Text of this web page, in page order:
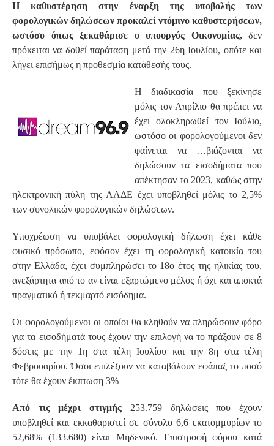
Η καθυστέρηση στην έναρξη της υποβολής των
φορολογικών δηλώσεων προκαλεί ντόμινο καθυστερήσεων,
ωστόσο όπως ξεκαθάρισε ο υπουργός Οικονομίας,δεν
πρόκειται να δοθεί παράταση μετά την 26η Ιουλίου, οπότε και
λήγει επισήμως η προθεσμία κατάθεσής τους.
Η διαδικασία που ξεκίνησε
μόλις τον Απρίλιο θα πρέπει να
έχει ολοκληρωθεί τον Ιούλιο,
ωστόσο οι φορολογούμενοι δεν
φαίνεται να …βιάζονται να
δηλώσουν τα εισοδήματα που
απέκτησαν το 2023, καθώς στην
ηλεκτρονική πύλη της ΑΑΔΕ έχει υποβληθεί μόλις το 2,5%
των συνολικών φορολογικών δηλώσεων.
Υποχρέωση να υποβάλει φορολογική δήλωση έχει κάθε
φυσικό πρόσωπο, εφόσον έχει τη φορολογική κατοικία του
στην Ελλάδα, έχει συμπληρώσει το 18ο έτος της ηλικίας του,
ανεξάρτητα από το αν είναι εξαρτώμενο μέλος ή όχι και αποκτά
πραγματικό ή τεκμαρτό εισόδημα.
Οι φορολογούμενοι οι οποίοι θα κληθούν να πληρώσουν φόρο
για τα εισοδήματά τους έχουν την επιλογή να το πράξουν σε 8
δόσεις με την 1η στα τέλη Ιουλίου και την 8η στα τέλη
Φεβρουαρίου. Όσοι επιλέξουν να καταβάλουν εφάπαξ το ποσό
τότε θα έχουν έκπτωση 3%
Από τις μέχρι στιγμής 253.759 δηλώσεις που έχουν
υποβληθεί και εκκαθαριστεί σε σύνολο 6,6 εκατομμυρίων το
52,68% (133.680) είναι Μηδενικό. Επιστροφή φόρου κατά